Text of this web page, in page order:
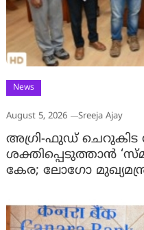
News
August 5, 2026 Sreeja Ajay
അഗ്രി-ഫുഡ് ചെറുകിട
ശക്തിപ്പെടുത്താന്‍
കേര; ലോഗോ